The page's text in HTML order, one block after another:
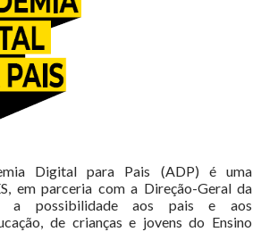
Digital para Pais (ADP) é uma
em parceria com a Direção-Geral da
a possibilidade aos pais e aos
de crianças e jovens do Ensino